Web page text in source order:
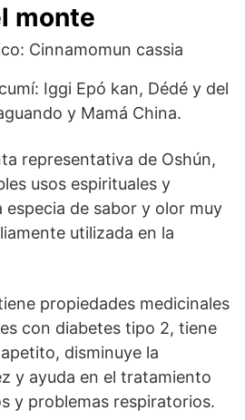
monte
Cinnamomun cassia
Iggi Epó kan, Dédé y del
y Mamá China.
representativa de Oshún,
usos espirituales y
especia de sabor y olor muy
utilizada en la
propiedades medicinales
con diabetes tipo 2, tiene
disminuye la
y ayuda en el tratamiento
y problemas respiratorios.